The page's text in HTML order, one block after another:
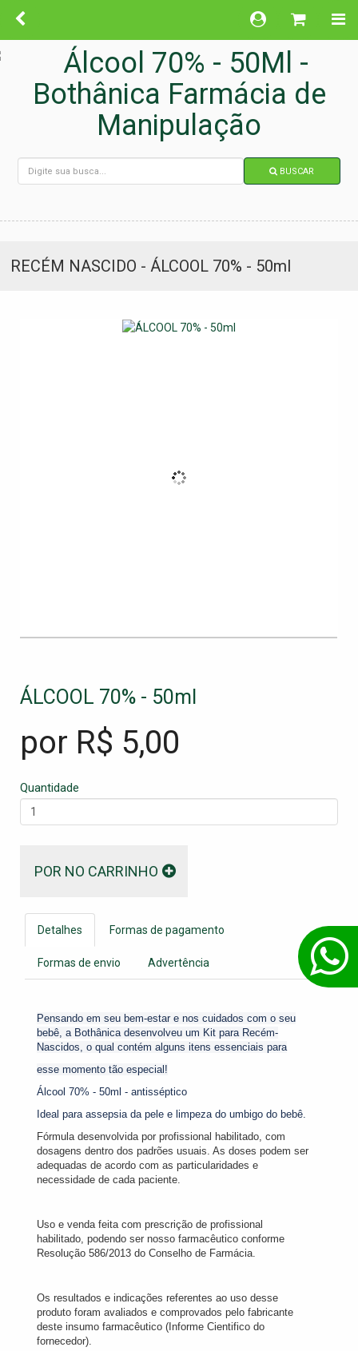
BUSCAR
RECÉM NASCIDO - ÁLCOOL 70% - 50ml
ÁLCOOL 70% - 50ml
por R$ 5,00
Quantidade
POR NO CARRINHO
Detalhes Formas de pagamento
Formas de envio Advertência
Pensando em seu bem-estar e nos cuidados com o seu
bebê, a Bothânica desenvolveu um Kit para Recém-
Nascidos, o qual contém alguns itens essenciais para
esse momento tão especial!
Álcool 70% - 50ml - antisséptico
Ideal para assepsia da pele e limpeza do umbigo do bebê.
Fórmula desenvolvida por profissional habilitado, com
dosagens dentro dos padrões usuais. As doses podem ser
adequadas de acordo com as particularidades e
necessidade de cada paciente.
Uso e venda feita com prescrição de profissional
habilitado, podendo ser nosso farmacêutico conforme
Resolução 586/2013 do Conselho de Farmácia.
Os resultados e indicações referentes ao uso desse
produto foram avaliados e comprovados pelo fabricante
deste insumo farmacêutico (Informe Cientifico do
fornecedor).